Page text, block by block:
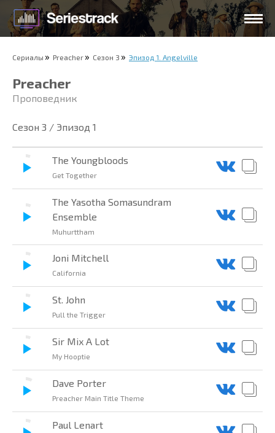
Сериалы Preacher Сезон 3 Эпизод 1. Angelville
Preacher
Проповедник
Сезон 3 / Эпизод 1
The Youngbloods
Get Together
The Yasotha Somasundram
Ensemble
Muhurttham
Joni Mitchell
California
St. John
Pull the Trigger
Sir Mix A Lot
My Hooptie
Dave Porter
Preacher Main Title Theme
Paul Lenart